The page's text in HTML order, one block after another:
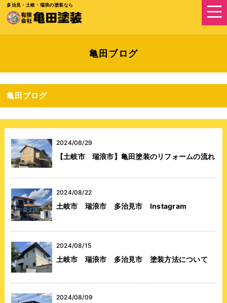
多治見・土岐・瑞浪の塗装なら
亀田ブログ
亀田ブログ
2024/08/29
【土岐市 瑞浪市】亀田塗装のリフォームの流れ
2024/08/22
土岐市 瑞浪市 多治見市 Instagram
2024/08/15
土岐市 瑞浪市 多治見市 塗装方法について
2024/08/09